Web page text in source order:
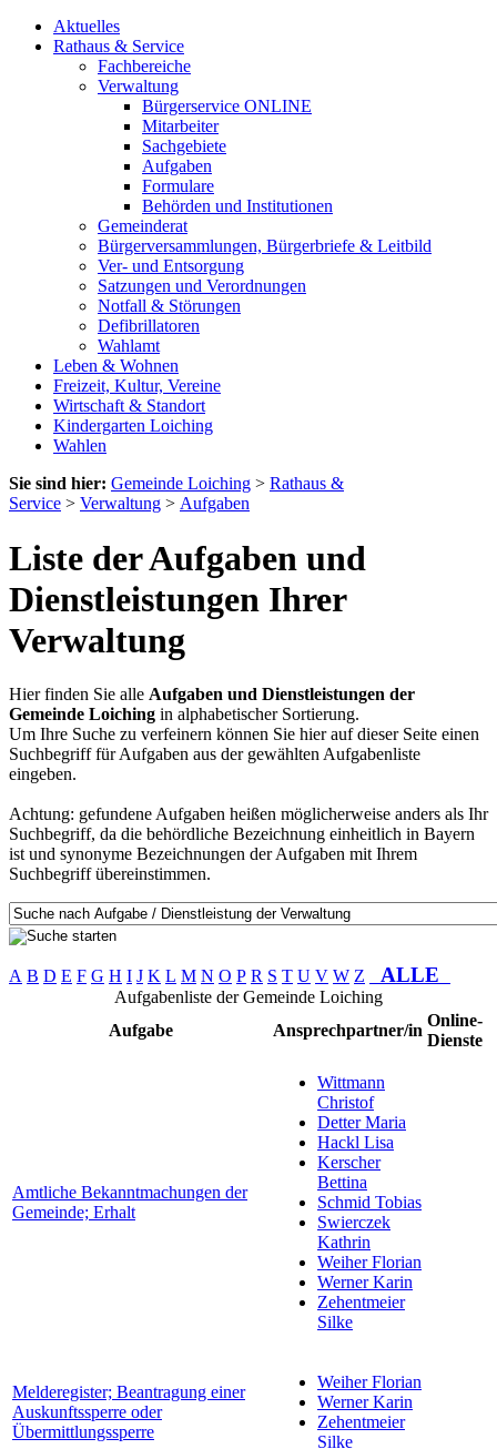
Aktuelles
Rathaus & Service
Fachbereiche
Verwaltung
Bürgerservice ONLINE
Mitarbeiter
Sachgebiete
Aufgaben
Formulare
Behörden und Institutionen
Gemeinderat
Bürgerversammlungen, Bürgerbriefe & Leitbild
Ver- und Entsorgung
Satzungen und Verordnungen
Notfall & Störungen
Defibrillatoren
Wahlamt
Leben & Wohnen
Freizeit, Kultur, Vereine
Wirtschaft & Standort
Kindergarten Loiching
Wahlen
Sie sind hier: Gemeinde Loiching > Rathaus &
Service > Verwaltung > Aufgaben
Liste der Aufgaben und
Dienstleistungen Ihrer
Verwaltung
Hier finden Sie alle Aufgaben und Dienstleistungen der
Gemeinde Loiching in alphabetischer Sortierung.
Um Ihre Suche zu verfeinern können Sie hier auf dieser Seite einen
Suchbegriff für Aufgaben aus der gewählten Aufgabenliste
eingeben.
Achtung: gefundene Aufgaben heißen möglicherweise anders als Ihr
Suchbegriff, da die behördliche Bezeichnung einheitlich in Bayern
ist und synonyme Bezeichnungen der Aufgaben mit Ihrem
Suchbegriff übereinstimmen.
A B D E F G H I J K L M N O P R S T U V W Z ALLE
Aufgabenliste der Gemeinde Loiching
Aufgabe
Ansprechpartner/in
Online-
Dienste
Amtliche Bekanntmachungen der
Gemeinde; Erhalt
Wittmann
Christof
Detter Maria
Hackl Lisa
Kerscher
Bettina
Schmid Tobias
Swierczek
Kathrin
Weiher Florian
Werner Karin
Zehentmeier
Silke
Melderegister; Beantragung einer
Auskunftssperre oder
Übermittlungssperre
Weiher Florian
Werner Karin
Zehentmeier
Silke